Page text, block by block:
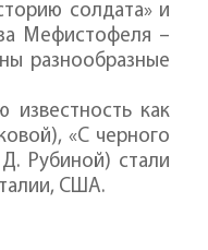
солдата» и
Мефистофеля –
разнообразные
известность как
«С черного
Рубиной) стали
США.